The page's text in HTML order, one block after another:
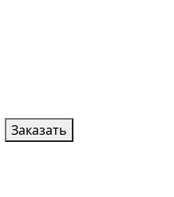
Заказать